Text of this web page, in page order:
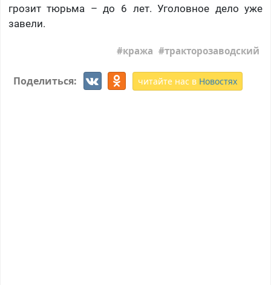
грозит тюрьма – до 6 лет. Уголовное дело уже
завели.
кража тракторозаводский
Поделиться: читайте нас в Новостях